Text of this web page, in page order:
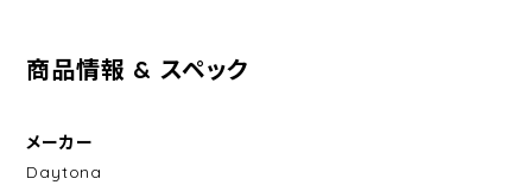
商品情報 & スペック
メーカー
Daytona